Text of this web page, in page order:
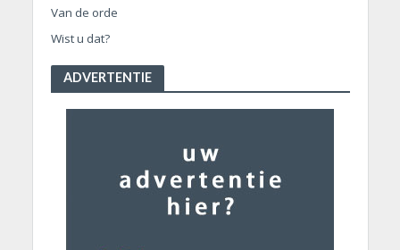
Van de orde
Wist u dat?
ADVERTENTIE